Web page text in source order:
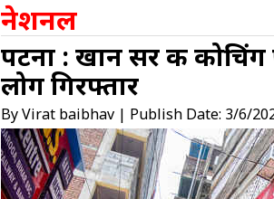
योजनाओं से मिली नई ताकत:
जवाब
राहुल गांधी को
के लिए 2 अरब डॉलर निवेश का
नेशनल
पटना : खान सर की
लोग गिरफ्तार
By Virat baibhav | Publish Date: 3/6/